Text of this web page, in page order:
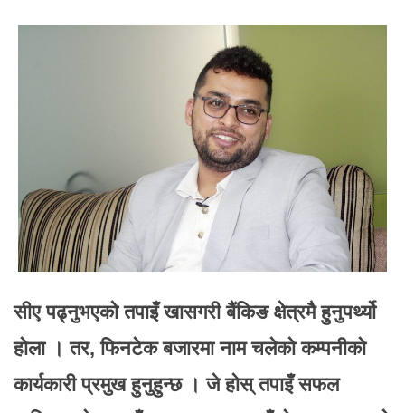
सीए पढ्नुभएको तपाइँ खासगरी बैंकिङ क्षेत्रमै हुनुपर्थ्यो
होला । तर, फिनटेक बजारमा नाम चलेको कम्पनीको
कार्यकारी प्रमुख हुनुहुन्छ । जे होस् तपाइँ सफल